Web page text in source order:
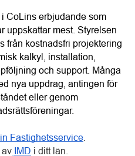
Fastighetsservice.
av IMD i ditt län.
- Fjällbacka